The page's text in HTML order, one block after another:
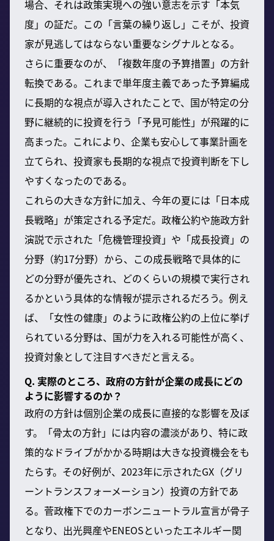
場合、それは政策実現への強い意志を示す「本気
度」の証だ。この「言葉の繰り返し」こそが、投資
家が見逃してはならない重要なシグナルとなる。
さらに重要なのが、「複数年度の予算措置」の方針
転換である。これまで単年度主義であった予算編成
に長期的な視点が導入されたことで、国が特定の分
野に継続的に投資を行う「予見可能性」が飛躍的に
高まった。これにより、企業も安心して事業計画を
立てられ、投資家も長期的な視点で投資判断を下し
やすくなったのである。
これらの大きな方針に加え、今年の夏には「日本成
長戦略」が策定される予定だ。政権公約や施政方針
演説で示された「危機管理投資」や「成長投資」の
分野（約17分野）から、この成長戦略で具体的に
どの分野が優先され、どのくらいの規模で実行され
るかという具体的な情報が提示されるだろう。例え
ば、「女性の健康」のように政権公約の上位に挙げ
られている分野は、国が力を入れる可能性が高く、
投資対象として注目すべきだと言える。
Q. 実際のところ、政府の方針が企業の成長にどの
ように影響するのか？
政府の方針は個別企業の成長に直接的な影響を及ぼ
す。「骨太の方針」には内容の濃淡があり、特に政
策的なドライブがかかる時期は大きな投資機会をも
たらす。その好例が、2023年に示されたGX（グリ
ーントランスフォーメーション）投資の方針であ
る。菅政権下でのカーボンニュートラル宣言が骨子
となり、出光興産やENEOSといったエネルギー関